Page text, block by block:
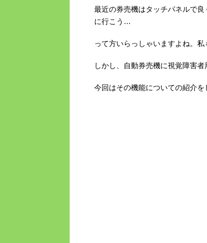
最近の券売機はタッチパネルで
に行こう…
って方いらっしゃいますよね。私
しかし、自動券売機に視覚障害
今回はその機能についての紹介を